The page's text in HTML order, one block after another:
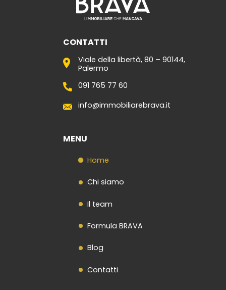
CONTATTI
Viale della libertà, 80 – 90144,
Palermo
091 765 77 60
info@immobiliarebrava.it
MENU
Home
Chi siamo
Il team
Formula BRAVA
Blog
Contatti